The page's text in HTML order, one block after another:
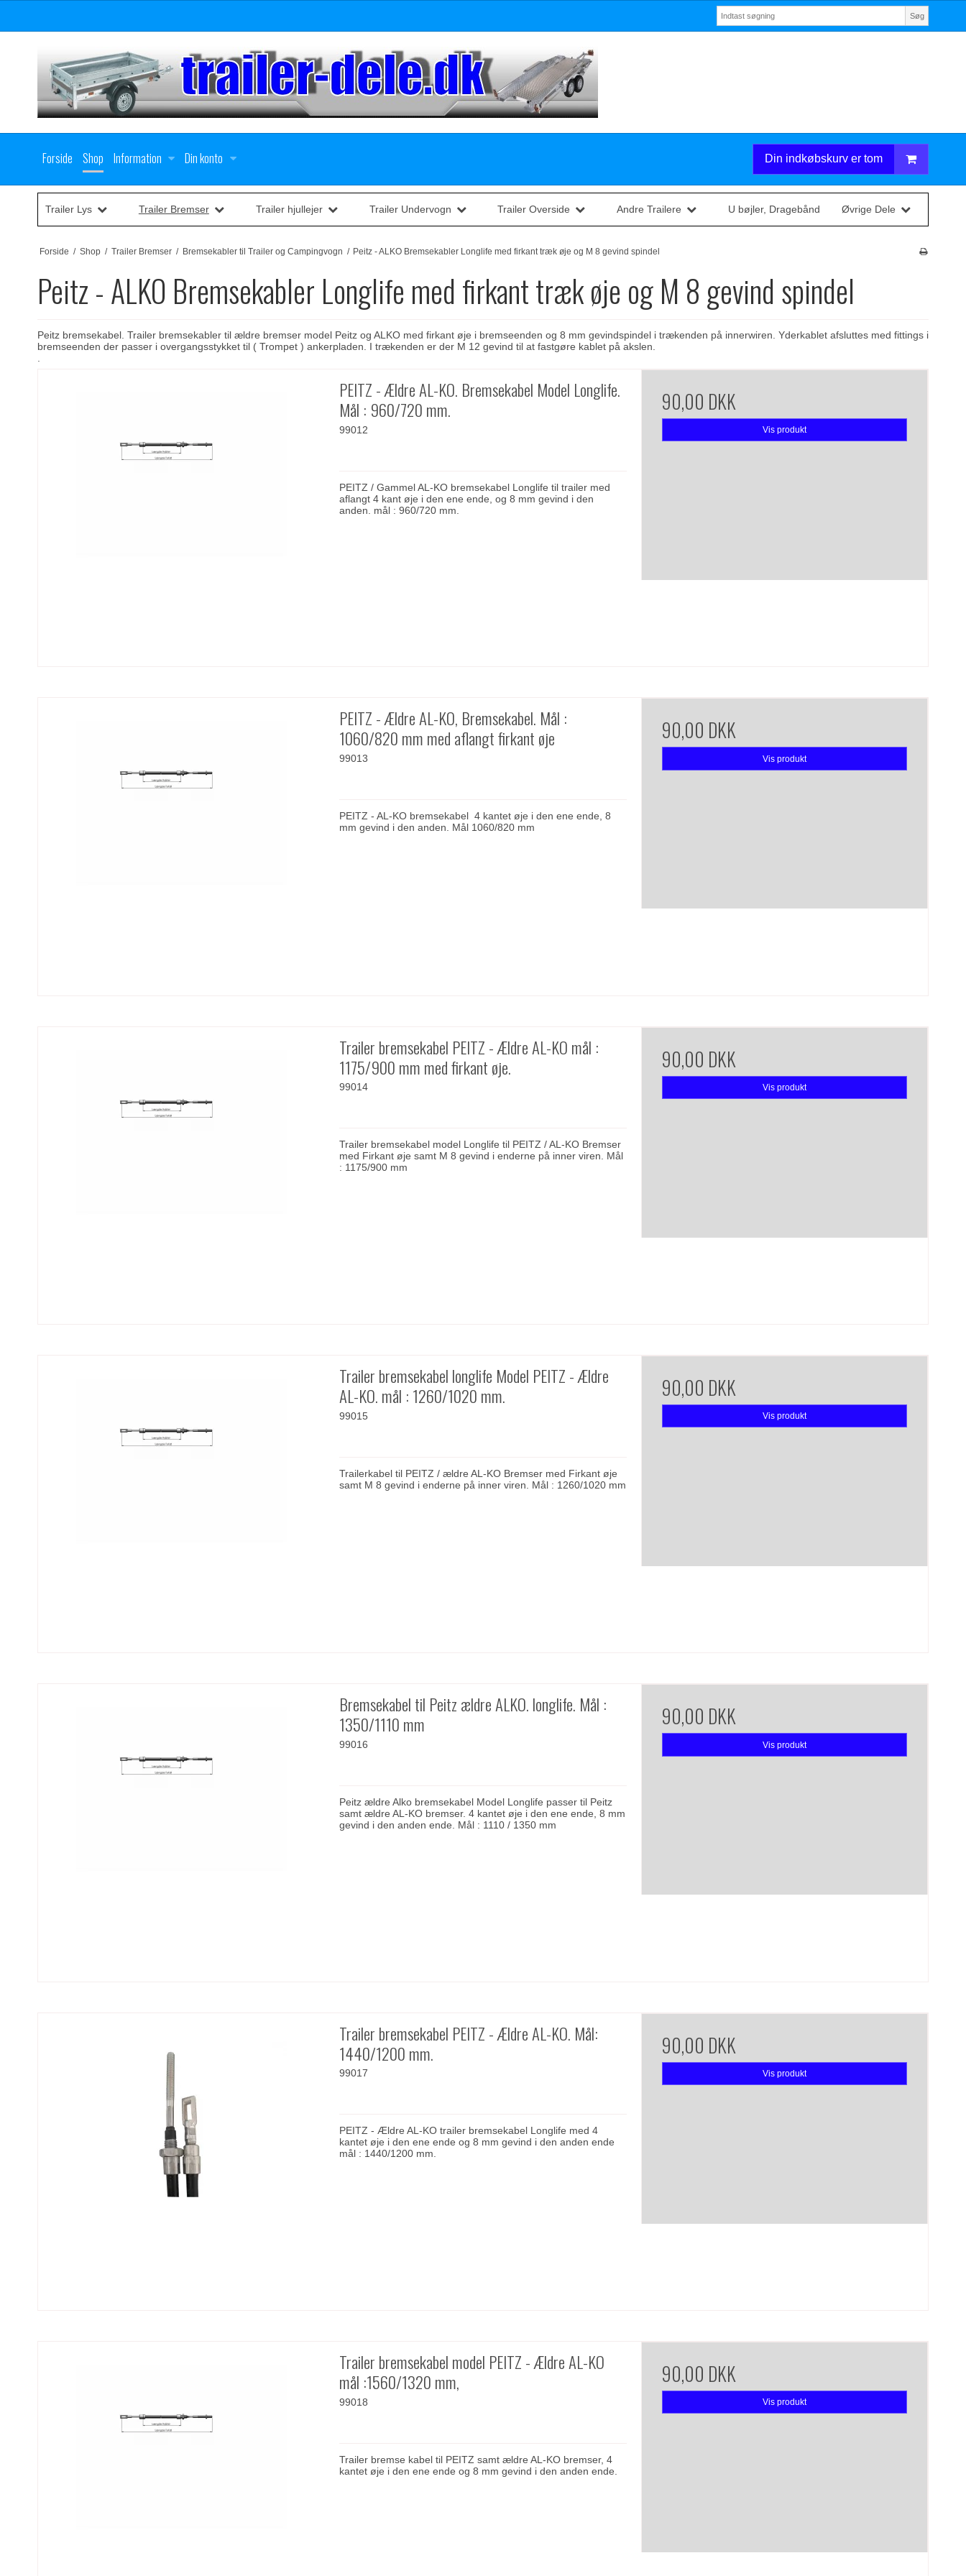
Søg
Forside Shop Information Din konto Din indkøbskurv er tom
Trailer Lys Trailer Bremser Trailer hjullejer Trailer Undervogn Trailer Overside Andre Trailere U bøjler, Dragebånd Øvrige Dele
Forside / Shop / Trailer Bremser / Bremsekabler til Trailer og Campingvogn / Peitz - ALKO Bremsekabler Longlife med firkant træk øje og M 8 gevind spindel
Peitz - ALKO Bremsekabler Longlife med firkant træk øje og M 8 gevind spindel
Peitz bremsekabel. Trailer bremsekabler til ældre bremser model Peitz og ALKO med firkant øje i bremseenden og 8 mm gevindspindel i trækenden på innerwiren. Yderkablet afsluttes med fittings i
bremseenden der passer i overgangsstykket til ( Trompet ) ankerpladen. I trækenden er der M 12 gevind til at fastgøre kablet på akslen.
PEITZ - Ældre AL-KO. Bremsekabel Model Longlife.
Mål : 960/720 mm.
99012
PEITZ / Gammel AL-KO bremsekabel Longlife til trailer med
aflangt 4 kant øje i den ene ende, og 8 mm gevind i den
anden. mål : 960/720 mm.
90,00 DKK
Vis produkt
PEITZ - Ældre AL-KO, Bremsekabel. Mål :
1060/820 mm med aflangt firkant øje
99013
PEITZ - AL-KO bremsekabel 4 kantet øje i den ene ende, 8
mm gevind i den anden. Mål 1060/820 mm
90,00 DKK
Vis produkt
Trailer bremsekabel PEITZ - Ældre AL-KO mål :
1175/900 mm med firkant øje.
99014
Trailer bremsekabel model Longlife til PEITZ / AL-KO Bremser
med Firkant øje samt M 8 gevind i enderne på inner viren. Mål
: 1175/900 mm
90,00 DKK
Vis produkt
Trailer bremsekabel longlife Model PEITZ - Ældre
AL-KO. mål : 1260/1020 mm.
99015
Trailerkabel til PEITZ / ældre AL-KO Bremser med Firkant øje
samt M 8 gevind i enderne på inner viren. Mål : 1260/1020 mm
90,00 DKK
Vis produkt
Bremsekabel til Peitz ældre ALKO. longlife. Mål :
1350/1110 mm
99016
Peitz ældre Alko bremsekabel Model Longlife passer til Peitz
samt ældre AL-KO bremser. 4 kantet øje i den ene ende, 8 mm
gevind i den anden ende. Mål : 1110 / 1350 mm
90,00 DKK
Vis produkt
Trailer bremsekabel PEITZ - Ældre AL-KO. Mål:
1440/1200 mm.
99017
PEITZ - Ældre AL-KO trailer bremsekabel Longlife med 4
kantet øje i den ene ende og 8 mm gevind i den anden ende
mål : 1440/1200 mm.
90,00 DKK
Vis produkt
Trailer bremsekabel model PEITZ - Ældre AL-KO
mål :1560/1320 mm,
99018
Trailer bremse kabel til PEITZ samt ældre AL-KO bremser, 4
kantet øje i den ene ende og 8 mm gevind i den anden ende.
90,00 DKK
Vis produkt